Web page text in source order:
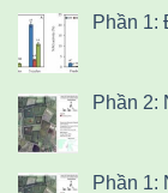
Phần 1:
Phần 2:
Phần 1: